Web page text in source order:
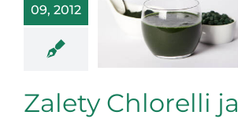
09, 2012
Zalety Chlorelli